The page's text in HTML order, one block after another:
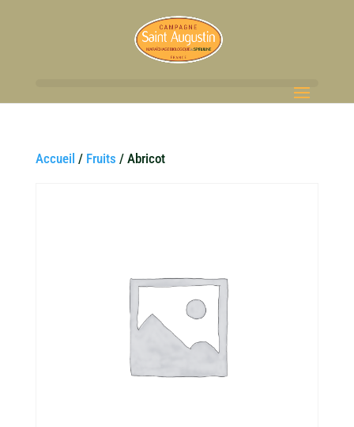
Accueil / Fruits / Abricot